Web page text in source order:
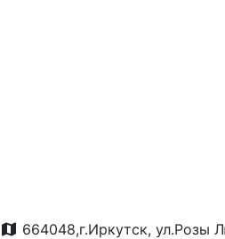
664048,г.Иркутск, ул.Розы